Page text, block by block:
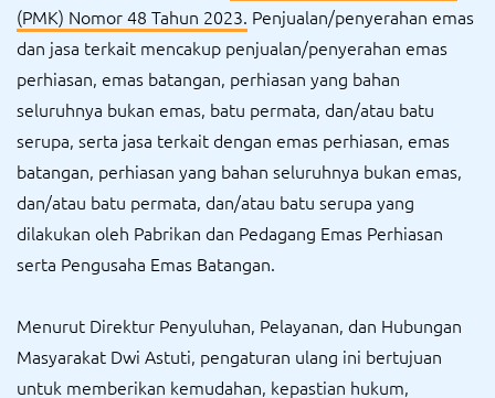
(PMK) Nomor 48 Tahun 2023. Penjualan/penyerahan emas
dan jasa terkait mencakup penjualan/penyerahan emas
perhiasan, emas batangan, perhiasan yang bahan
seluruhnya bukan emas, batu permata, dan/atau batu
serupa, serta jasa terkait dengan emas perhiasan, emas
batangan, perhiasan yang bahan seluruhnya bukan emas,
dan/atau batu permata, dan/atau batu serupa yang
dilakukan oleh Pabrikan dan Pedagang Emas Perhiasan
serta Pengusaha Emas Batangan.
Menurut Direktur Penyuluhan, Pelayanan, dan Hubungan
Masyarakat Dwi Astuti, pengaturan ulang ini bertujuan
untuk memberikan kemudahan, kepastian hukum,